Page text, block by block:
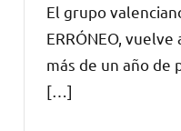
comentarios
El grupo
ERRÓNEO,
más de un año de
[…]